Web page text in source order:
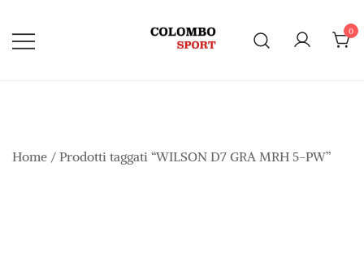
contenuto
0
Home / Prodotti taggati “WILSON D7 GRA MRH 5-PW”